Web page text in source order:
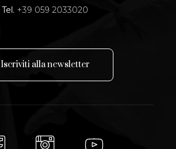
Tel. +39 059 2033020
Iscriviti allanewsletter